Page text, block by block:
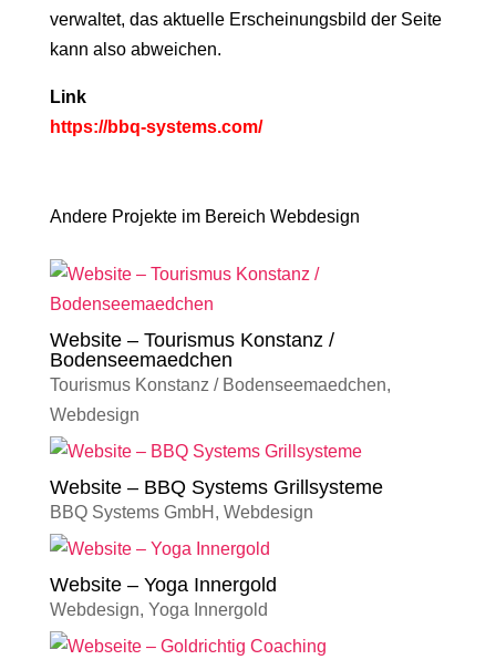
verwaltet, das aktuelle Erscheinungsbild der Seite
kann also abweichen.
Link
https://bbq-systems.com/
Andere Projekte im Bereich Webdesign
Website – Tourismus Konstanz /
Bodenseemaedchen
Tourismus Konstanz / Bodenseemaedchen,
Webdesign
Website – BBQ Systems Grillsysteme
BBQ Systems GmbH , Webdesign
Website – Yoga Innergold
Webdesign, Yoga Innergold